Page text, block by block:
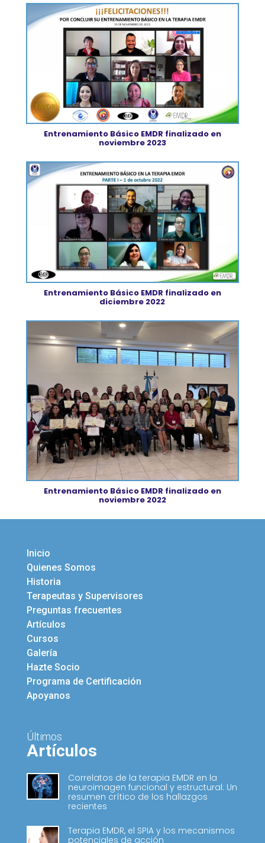
Entrenamiento Básico EMDR finalizado en
noviembre 2023
Entrenamiento Básico EMDR finalizado en
diciembre 2022
Entrenamiento Básico EMDR finalizado en
noviembre 2022
Inicio
Quienes Somos
Historia
Terapeutas y Supervisores
Preguntas frecuentes
Artículos
Cursos
Galería
Hazte Socio
Programa de Certificación
Apoyanos
Últimos
Artículos
Correlatos de la terapia EMDR en la
neuroimagen funcional y estructural: Un
resumen crítico de los hallazgos
recientes
Terapia EMDR, el SPIA y los mecanismos
potenciales de acción